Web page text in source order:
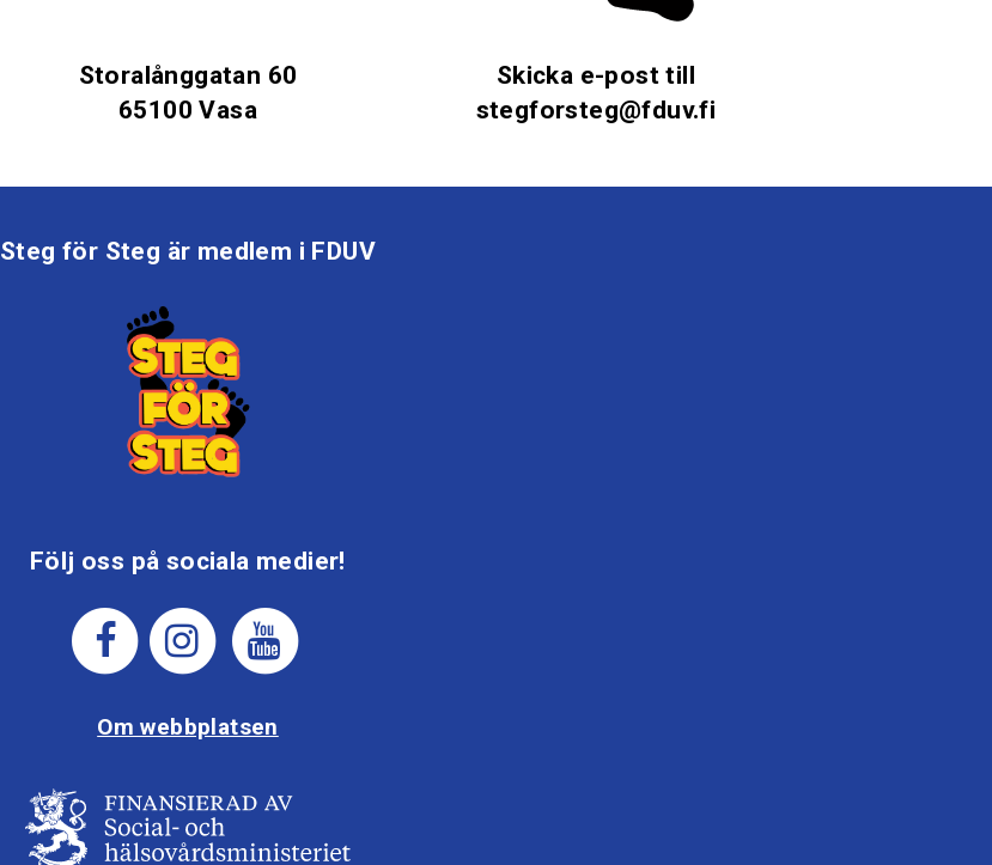
Storalånggatan 60
65100 Vasa
Skicka e-post till
stegforsteg@fduv.fi
Steg för Steg är medlem i FDUV
Följ oss på sociala medier!
Om webbplatsen